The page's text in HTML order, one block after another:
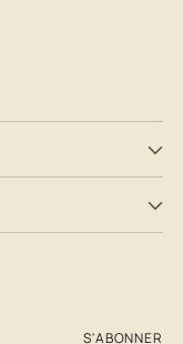
S'ABONNER